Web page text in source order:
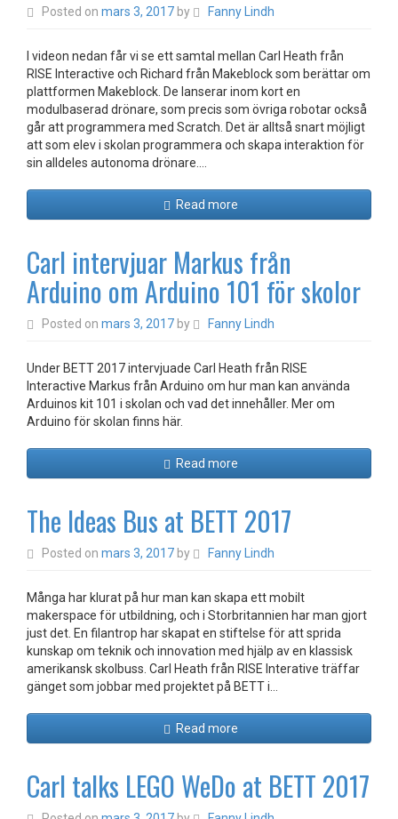
Posted on mars 3, 2017 by Fanny Lindh
I videon nedan får vi se ett samtal mellan Carl Heath från
RISE Interactive och Richard från Makeblock som berättar om
plattformen Makeblock. De lanserar inom kort en
modulbaserad drönare, som precis som övriga robotar också
går att programmera med Scratch. Det är alltså snart möjligt
att som elev i skolan programmera och skapa interaktion för
sin alldeles autonoma drönare.…
Read more
Carl intervjuar Markus från
Arduino om Arduino 101 för skolor
Posted on mars 3, 2017 by Fanny Lindh
Under BETT 2017 intervjuade Carl Heath från RISE
Interactive Markus från Arduino om hur man kan använda
Arduinos kit 101 i skolan och vad det innehåller. Mer om
Arduino för skolan finns här.
Read more
The Ideas Bus at BETT 2017
Posted on mars 3, 2017 by Fanny Lindh
Många har klurat på hur man kan skapa ett mobilt
makerspace för utbildning, och i Storbritannien har man gjort
just det. En filantrop har skapat en stiftelse för att sprida
kunskap om teknik och innovation med hjälp av en klassisk
amerikansk skolbuss. Carl Heath från RISE Interative träffar
gänget som jobbar med projektet på BETT i…
Read more
Carl talks LEGO WeDo at BETT 2017